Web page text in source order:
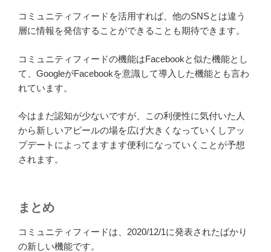
コミュニティフィードを活用すれば、他のSNSとは違う
層に情報を発信することができることも期待できます。
コミュニティフィードの機能はFacebookと似た機能とし
て、GoogleがFacebookを意識して導入した機能とも言わ
れています。
今はまだ認知が少ないですが、この利便性に気付いた人
から新しいアピールの場を広げ大きくなっていくしアッ
プデートによってますます便利になっていくことが予想
されます。
まとめ
コミュニティフィードは、2020/12/1に発表されたばかり
の新しい機能です。